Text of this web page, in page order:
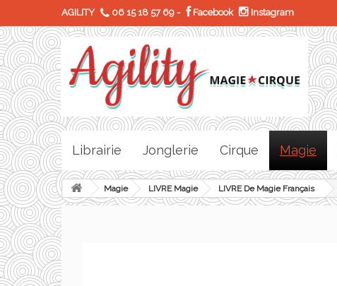
AGILITY 06 15 18 57 69 - Facebook Instagram
Librairie Jonglerie Cirque Magie
Magie LIVRE Magie LIVRE De Magie Français